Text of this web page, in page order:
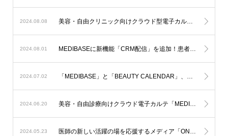
2024.08.08 美容・自由クリニック向けクラウド型電子カルテ「MEDIBASE」、「第42回日本美容皮膚科学会総会・学術大会」に出展
2024.08.01 MEDIBASEに新機能「CRM配信」を追加！患者情報に合わせてパーソナライズしたコンテンツとタイミングでLINEへのセグメント別配信が可能、リピート率を向上
2024.07.02 「MEDIBASE」と「BEAUTY CALENDAR」、「第6回美容ナースカンファレンス」に出展、7月4日新宿NSビルにて開催
2024.06.20 美容・自由診療向けクラウド電子カルテ「MEDIBASE」が「BIZTEL」との連携検証が完了
2024.05.23 医師の新しい活躍の場を応援するメディア「ONE doctor」への掲載開始